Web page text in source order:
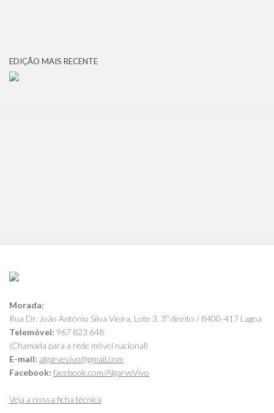
EDIÇÃO MAIS RECENTE
Morada:
Rua Dr. João António Silva Vieira, Lote 3, 3º direito / 8400-417 Lagoa
Telemóvel: 967 823 648
(Chamada para a rede móvel nacional)
E-mail: algarvevivo@gmail.com
Facebook: facebook.com/AlgarveVivo
Veja a nossa ficha técnica